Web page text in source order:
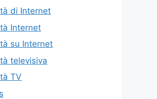
di Internet
Internet
su Internet
televisiva
TV